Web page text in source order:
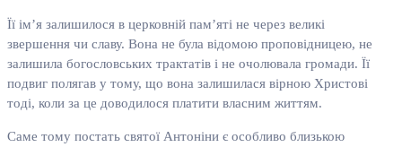
Її ім’я залишилося в церковній пам’яті не через великі
звершення чи славу. Вона не була відомою проповідницею, не
залишила богословських трактатів і не очолювала громади. Її
подвиг полягав у тому, що вона залишилася вірною Христові
тоді, коли за це доводилося платити власним життям.
Саме тому постать святої Антоніни є особливо близькою